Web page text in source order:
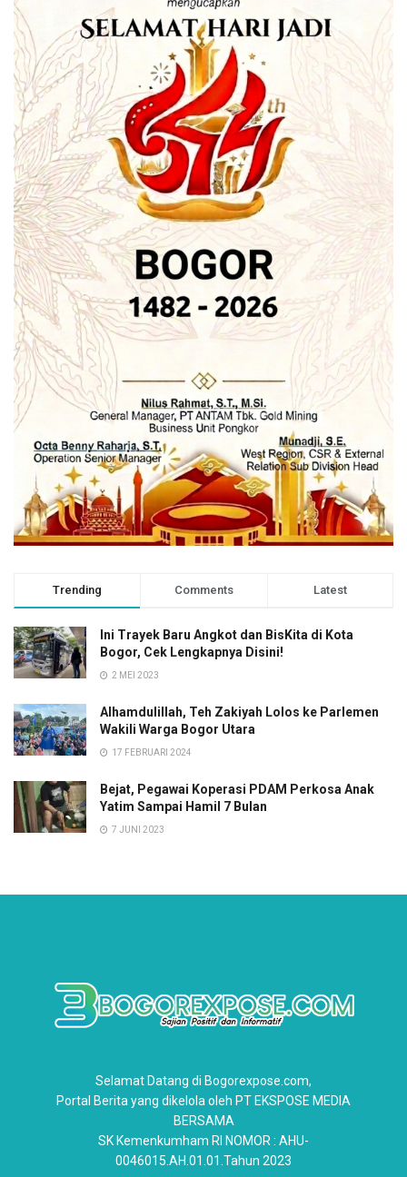
Trending Comments Latest
Ini Trayek Baru Angkot dan BisKita di Kota
Bogor, Cek Lengkapnya Disini!
2 MEI 2023
Alhamdulillah, Teh Zakiyah Lolos ke Parlemen
Wakili Warga Bogor Utara
17 FEBRUARI 2024
Bejat, Pegawai Koperasi PDAM Perkosa Anak
Yatim Sampai Hamil 7 Bulan
7 JUNI 2023
Selamat Datang di Bogorexpose.com,
Portal Berita yang dikelola oleh PT EKSPOSE MEDIA
BERSAMA
SK Kemenkumham RI NOMOR : AHU-
0046015.AH.01.01.Tahun 2023